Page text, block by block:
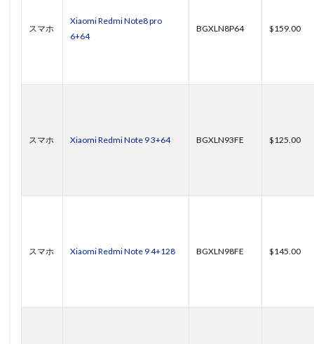
スマホ
Xiaomi Redmi Note8 pro
6+64
BGXLN8P64 $159.00
スマホ Xiaomi Redmi Note 9 3+64 BGXLN93FE $125.00
スマホ Xiaomi Redmi Note 9 4+128 BGXLN98FE $145.00